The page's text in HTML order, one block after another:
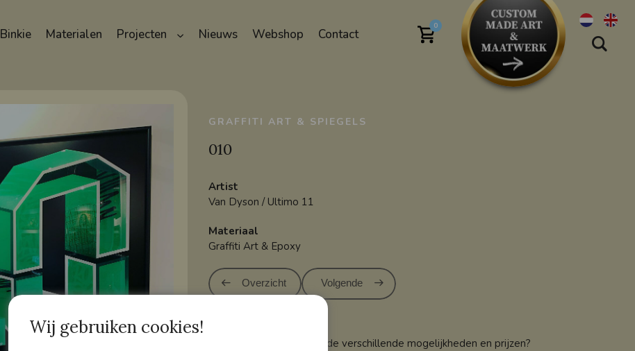
Binkie Materialen Projecten Nieuws Webshop Contact
0
GRAFFITI ART & SPIEGELS
010
Artist
Van Dyson / Ultimo 11
Materiaal
Graffiti Art & Epoxy
Overzicht Volgende
Wilt u meer weten over de verschillende mogelijkheden en prijzen?
Wij gebruiken cookies!